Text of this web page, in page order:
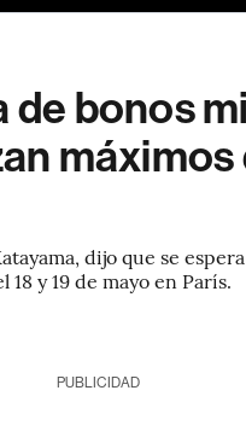
de bonos
máximos
dijo que se
y 19 de mayo en París.
PUBLICIDAD